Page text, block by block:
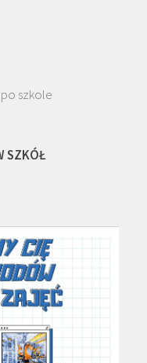
szkole
SZKÓŁ